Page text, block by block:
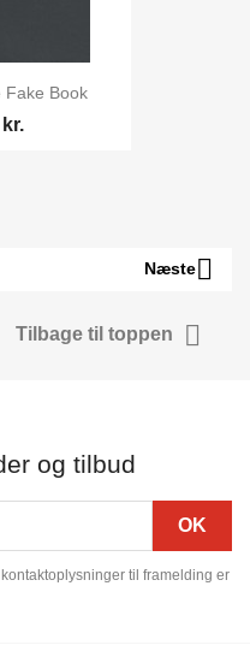
Fake Book
Næste
Tilbage til toppen 
og tilbud
til framelding er